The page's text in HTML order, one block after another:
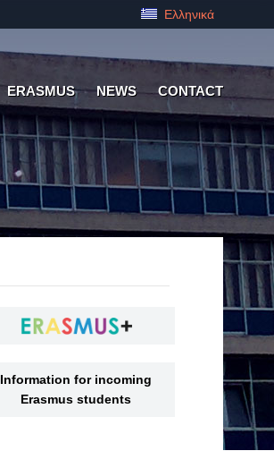
Ελληνικά
ERASMUS NEWS CONTACT
Information for incoming
Erasmus students